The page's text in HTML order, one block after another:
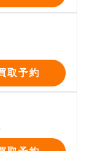
取予約